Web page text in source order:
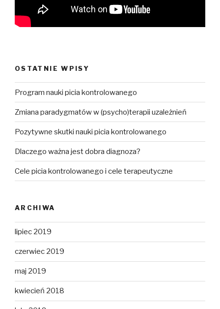
OSTATNIE WPISY
Program nauki picia kontrolowanego
Zmiana paradygmatów w (psycho)terapii uzależnień
Pozytywne skutki nauki picia kontrolowanego
Dlaczego ważna jest dobra diagnoza?
Cele picia kontrolowanego i cele terapeutyczne
ARCHIWA
lipiec 2019
czerwiec 2019
maj 2019
kwiecień 2018